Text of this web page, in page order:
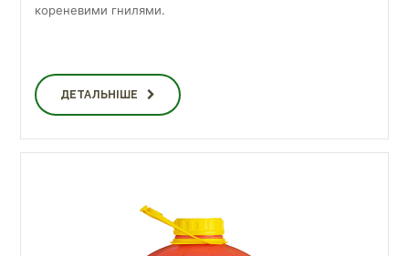
кореневими гнилями.
ДЕТАЛЬНІШЕ